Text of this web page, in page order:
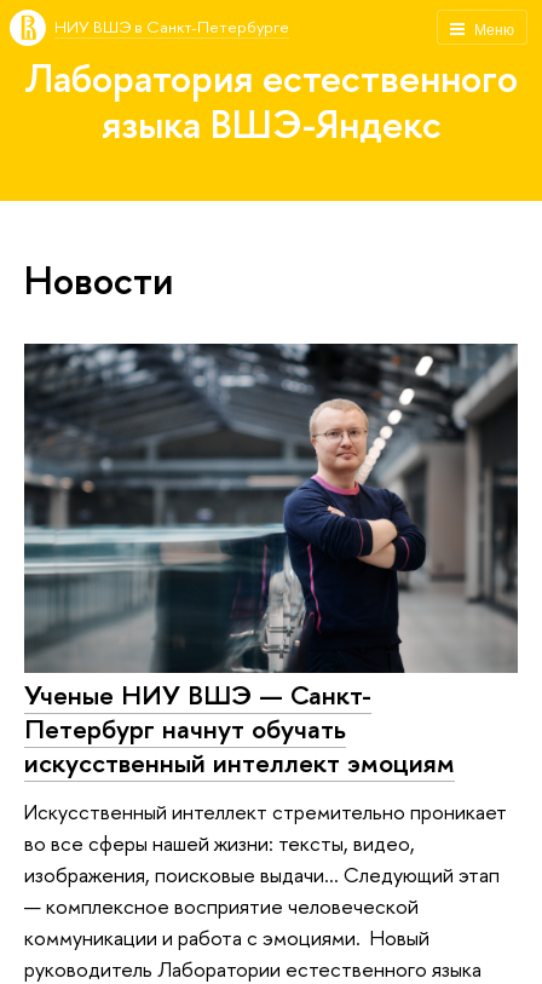
Меню
НИУ ВШЭ в Санкт-Петербурге
Лаборатория естественного
языка ВШЭ-Яндекс
Новости
Ученые НИУ ВШЭ — Санкт-
Петербург начнут обучать
искусственный интеллект эмоциям
Искусственный интеллект стремительно проникает
во все сферы нашей жизни: тексты, видео,
изображения, поисковые выдачи… Следующий этап
— комплексное восприятие человеческой
коммуникации и работа с эмоциями. Новый
руководитель Лаборатории естественного языка